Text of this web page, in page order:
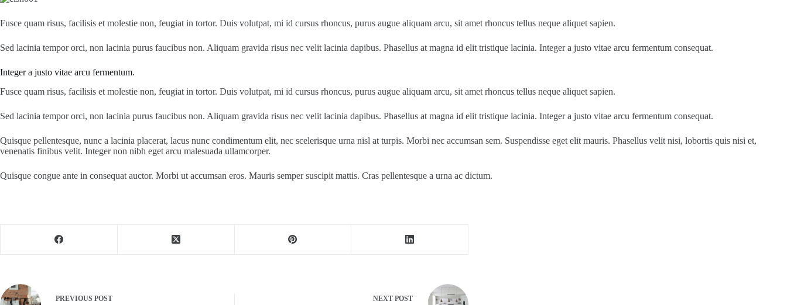
Fusce quam risus, facilisis et molestie non, feugiat in tortor. Duis volutpat, mi id cursus rhoncus, purus augue aliquam arcu, sit amet rhoncus tellus neque aliquet sapien.
Sed lacinia tempor orci, non lacinia purus faucibus non. Aliquam gravida risus nec velit lacinia dapibus. Phasellus at magna id elit tristique lacinia. Integer a justo vitae arcu fermentum consequat.
Integer a justo vitae arcu fermentum.
Fusce quam risus, facilisis et molestie non, feugiat in tortor. Duis volutpat, mi id cursus rhoncus, purus augue aliquam arcu, sit amet rhoncus tellus neque aliquet sapien.
Sed lacinia tempor orci, non lacinia purus faucibus non. Aliquam gravida risus nec velit lacinia dapibus. Phasellus at magna id elit tristique lacinia. Integer a justo vitae arcu fermentum consequat.
Quisque pellentesque, nunc a lacinia placerat, lacus nunc condimentum elit, nec scelerisque urna nisl at turpis. Morbi nec accumsan sem. Suspendisse eget elit mauris. Phasellus velit nisi, lobortis quis nisi et,
venenatis finibus velit. Integer non nibh eget arcu malesuada ullamcorper.
Quisque congue ante in consequat auctor. Morbi ut accumsan eros. Mauris semper suscipit mattis. Cras pellentesque a urna ac dictum.
PREVIOUS POST NEXT POST